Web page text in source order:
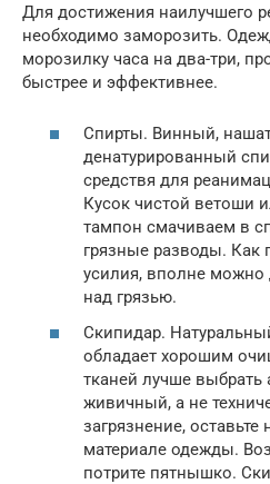
Для достижения наилучшего
необходимо заморозить.
морозилку часа на два-три,
быстрее и эффективнее.
Спирты. Винный,
денатурированный
средствя для
Кусок чистой ветоши
тампон смачиваем в
грязные разводы. Как
усилия, вполне
над грязью.
Скипидар.
обладает хорошим
тканей лучше выбрать
живичный, а не
загрязнение,
материале одежды.
потрите пятнышко.